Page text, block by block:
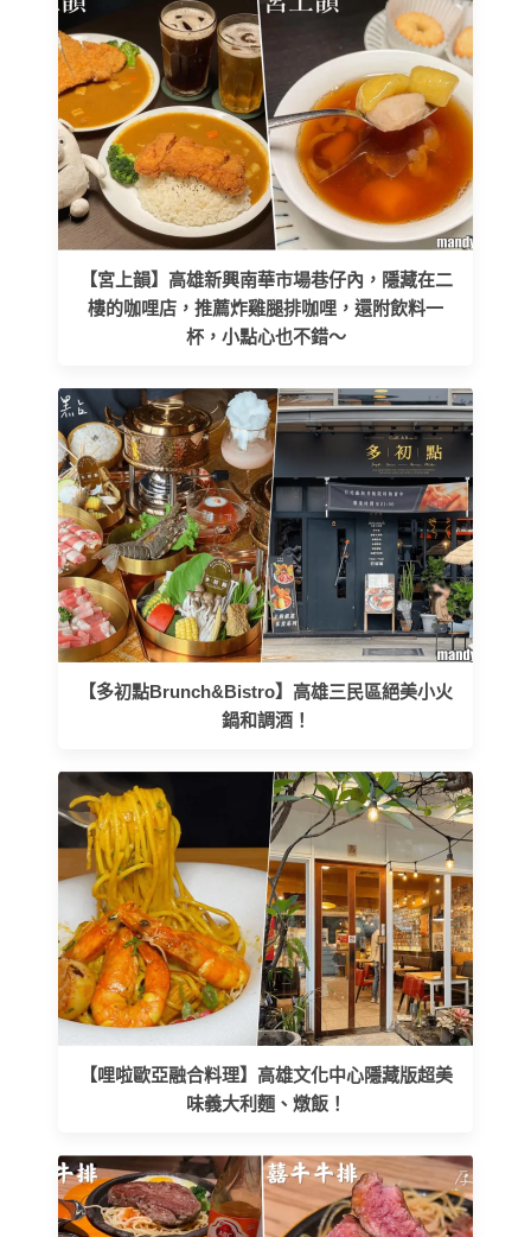
【宮上韻】高雄新興南華市場巷仔內，隱藏在二
樓的咖哩店，推薦炸雞腿排咖哩，還附飲料一
杯，小點心也不錯～
【多初點Brunch&Bistro】高雄三民區絕美小火
鍋和調酒！
【哩啦歐亞融合料理】高雄文化中心隱藏版超美
味義大利麵、燉飯！